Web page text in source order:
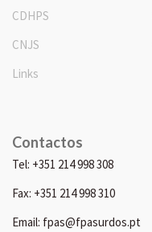
CDHPS
CNJS
Links
Contactos
Tel: +351 214 998 308
Fax: +351 214 998 310
Email: fpas@fpasurdos.pt